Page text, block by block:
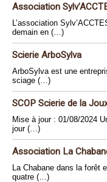
Association
L’association
demain en (…)
Scierie ArboSylva
ArboSylva est une
sciage (…)
SCOP Scierie de la
Mise à jour : 01/08/2024
jour (…)
Association La
La Chabane dans la
quatre (…)